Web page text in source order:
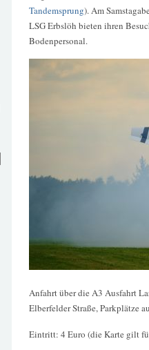
Tandemsprung). Am
LSG Erbslöh bieten ihren
Bodenpersonal.
Anfahrt über die A3 Ausfahrt
Elberfelder Straße, Parkplätze
Eintritt: 4 Euro (die Karte gilt